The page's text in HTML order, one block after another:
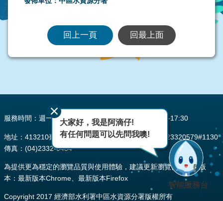
回上一頁 回最上面
服務時間：週一至週五 AM08:00~12:00 PM13:30~17:30
地址：413210臺中市霧峰區峰堤路195號 電話：(04)23320579#1130
傳真：(04)2332-0484
為提供更為穩定的瀏覽品質與使用體驗，建議更新瀏覽器至以下版
本：最新版本Chrome、最新版本Firefox
Copyright 2017 經濟部水利署中區水資源分署版權所有
大家好，我是阿滴仔!
有任何問題可以先問我噢!
智能服務台